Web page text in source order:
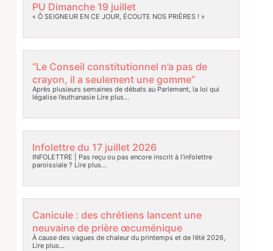
PU Dimanche 19 juillet
« Ô SEIGNEUR EN CE JOUR, ÉCOUTE NOS PRIÈRES ! »
“Le Conseil constitutionnel n’a pas de
crayon, il a seulement une gomme”
Après plusieurs semaines de débats au Parlement, la loi qui
légalise l’euthanasieLire plus…
Infolettre du 17 juillet 2026
INFOLETTRE | Pas reçu ou pas encore inscrit à l’infolettre
paroissiale ? Lire plus…
Canicule : des chrétiens lancent une
neuvaine de prière œcuménique
À cause des vagues de chaleur du printemps et de l’été 2026,
Lire plus…